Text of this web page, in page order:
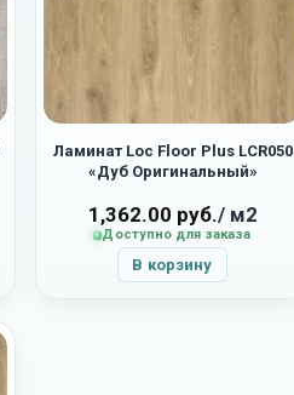
Ламинат Loc Floor Plus LCR050
«Дуб Оригинальный»
1,362.00 руб./ м2
Доступно для заказа
В корзину